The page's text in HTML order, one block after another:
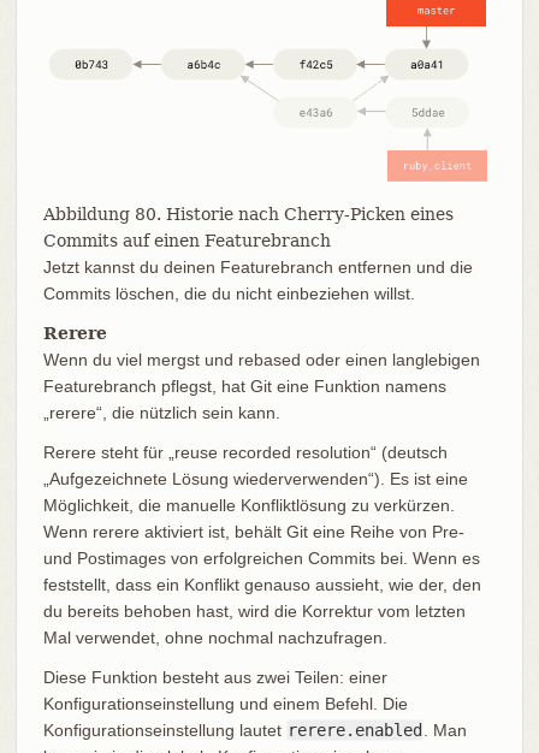
Abbildung 80. Historie nach Cherry-Picken eines
Commits auf einen Featurebranch
Jetzt kannst du deinen Featurebranch entfernen und die
Commits löschen, die du nicht einbeziehen willst.
Rerere
Wenn du viel mergst und rebased oder einen langlebigen
Featurebranch pflegst, hat Git eine Funktion namens
„rerere“, die nützlich sein kann.
Rerere steht für „reuse recorded resolution“ (deutsch
„Aufgezeichnete Lösung wiederverwenden“). Es ist eine
Möglichkeit, die manuelle Konfliktlösung zu verkürzen.
Wenn rerere aktiviert ist, behält Git eine Reihe von Pre-
und Postimages von erfolgreichen Commits bei. Wenn es
feststellt, dass ein Konflikt genauso aussieht, wie der, den
du bereits behoben hast, wird die Korrektur vom letzten
Mal verwendet, ohne nochmal nachzufragen.
Diese Funktion besteht aus zwei Teilen: einer
Konfigurationseinstellung und einem Befehl. Die
Konfigurationseinstellung lautet rerere.enabled . Man